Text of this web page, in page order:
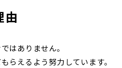
由
はありません｡
らえるよう努力しています｡